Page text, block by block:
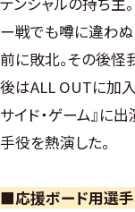
ー戦でも噂に違わ
前に敗北。その後怪
後はALL OUTに加入
サイド・ゲーム』に
手役を熱演した。
■応援ボード用選